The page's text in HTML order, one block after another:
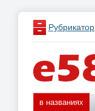
Рубрикатор
в названиях